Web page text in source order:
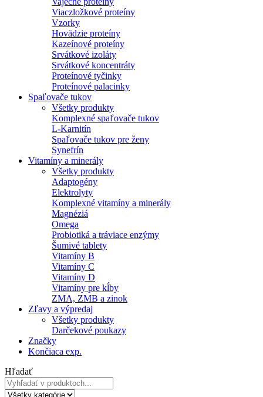
Viaczložkové proteíny
Vzorky
Hovädzie proteíny
Kazeínové proteíny
Srvátkové izoláty
Srvátkové koncentráty
Proteínové tyčinky
Proteínové palacinky
Spaľovače tukov
Všetky produkty
Komplexné spaľovače tukov
L-Karnitín
Spaľovače tukov pre ženy
Synefrín
Vitamíny a minerály
Všetky produkty
Adaptogény
Elektrolyty
Komplexné vitamíny a minerály
Magnéziá
Omega
Probiotiká a tráviace enzýmy
Šumivé tablety
Vitamíny B
Vitamíny C
Vitamíny D
Vitamíny pre kĺby
ZMA, ZMB a zinok
Zľavy a výpredaj
Všetky produkty
Darčekové poukazy
Značky
Končiaca exp.
Hľadať